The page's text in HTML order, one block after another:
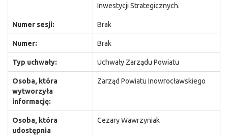
Inwestycji Strategicznych.
Numer sesji: Brak
Numer: Brak
Typ uchwały: Uchwały Zarządu Powiatu
Osoba, która
wytworzyła
informację:
Zarząd Powiatu Inowrocławskiego
Osoba, która
udostępnia
Cezary Wawrzyniak